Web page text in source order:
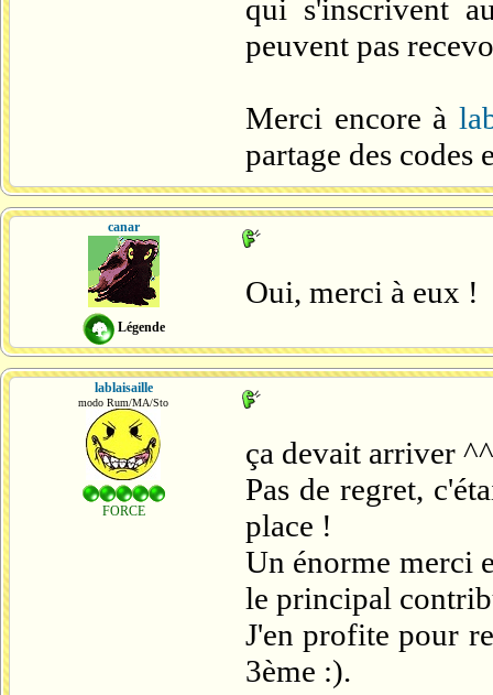
qui s'inscrivent
peuvent pas
Merci encore à
partage des codes
canar
Légende
Oui, merci à eux !
lablaisaille
modo Rum/MA/Sto
FORCE
ça devait arriver ^^
Pas de regret,
place !
Un énorme merci
le principal
J'en profite pour
3ème :).